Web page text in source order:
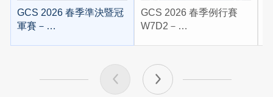
GCS 2026 春季準決暨冠
軍賽－
GCS 2026 春季例行賽
W7D2－